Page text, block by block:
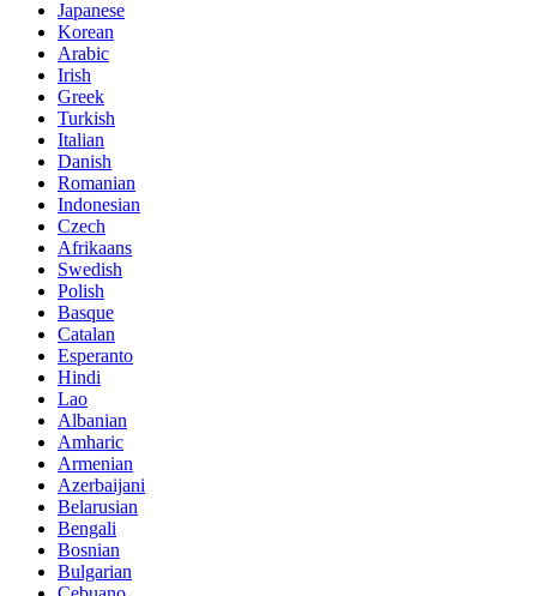
Japanese
Korean
Arabic
Irish
Greek
Turkish
Italian
Danish
Romanian
Indonesian
Czech
Afrikaans
Swedish
Polish
Basque
Catalan
Esperanto
Hindi
Lao
Albanian
Amharic
Armenian
Azerbaijani
Belarusian
Bengali
Bosnian
Bulgarian